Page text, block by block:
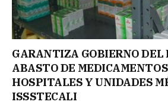
GARANTIZA GOBIERNO DEL
ABASTO DE
HOSPITALES Y UNIDADES
ISSSTECALI